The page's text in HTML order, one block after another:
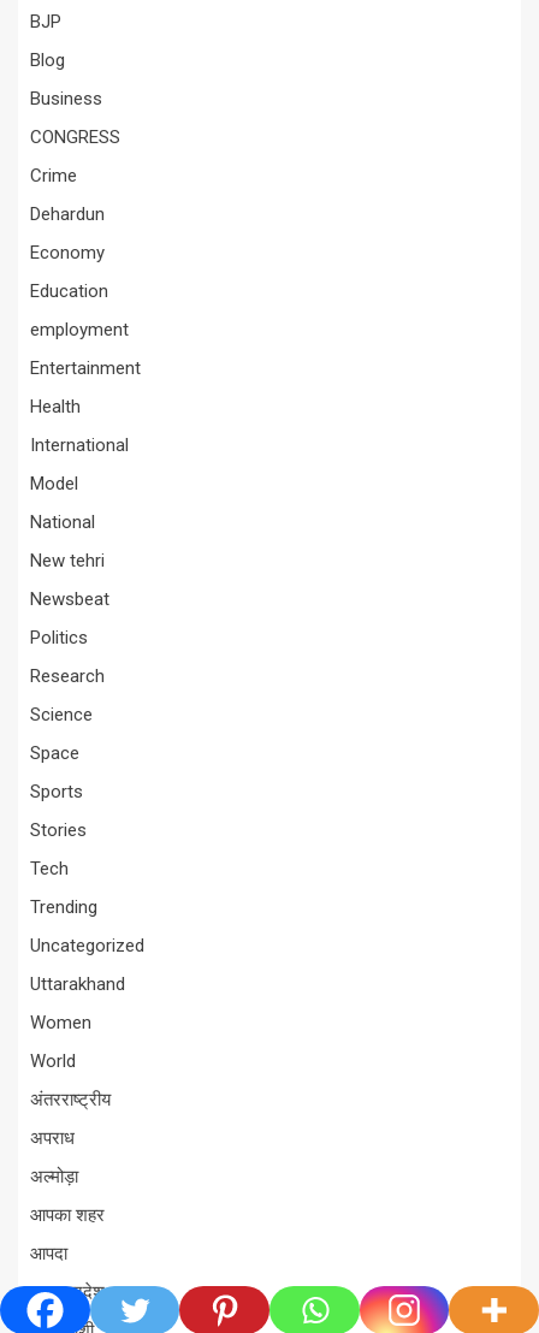
BJP
Blog
Business
CONGRESS
Crime
Dehardun
Economy
Education
employment
Entertainment
Health
International
Model
National
New tehri
Newsbeat
Politics
Research
Science
Space
Sports
Stories
Tech
Trending
Uncategorized
Uttarakhand
Women
World
अंतरराष्ट्रीय
अपराध
अल्मोड़ा
आपका शहर
आपदा
उत्तर प्रदेश